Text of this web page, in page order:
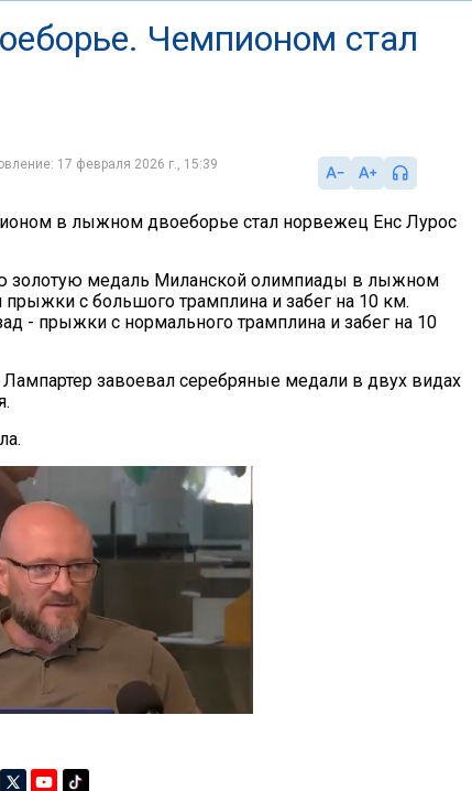
Чемпионом стал
17 февраля 2026 г., 15:39
в лыжном двоеборье стал норвежец Енс Лурос
золотую медаль Миланской олимпиады в лыжном
прыжки с большого трамплина и забег на 10 км.
- прыжки с нормального трамплина и забег на 10
завоевал серебряные медали в двух видах